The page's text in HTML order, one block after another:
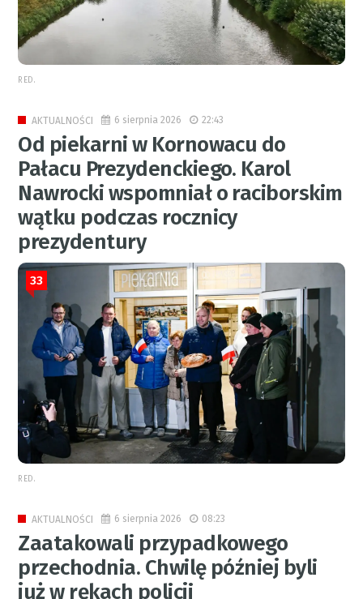
RED.
AKTUALNOŚCI 6 sierpnia 2026 22:43
Od piekarni w Kornowacu do
Pałacu Prezydenckiego. Karol
Nawrocki wspomniał o raciborskim
wątku podczas rocznicy
prezydentury
33
RED.
AKTUALNOŚCI 6 sierpnia 2026 08:23
Zaatakowali przypadkowego
przechodnia. Chwilę później byli
już w rękach policji